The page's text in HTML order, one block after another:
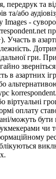
передрук та
та/або
- суворо
Участь в
гри.
в азартних
віртуальні
оплату
можуть бути
чи